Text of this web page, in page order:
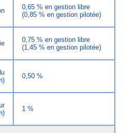
0,65 % en gestion libre
(0,85 % en gestion pilotée)
0,75 % en gestion libre
(1,45 % en gestion pilotée)
0,50 %
1 %